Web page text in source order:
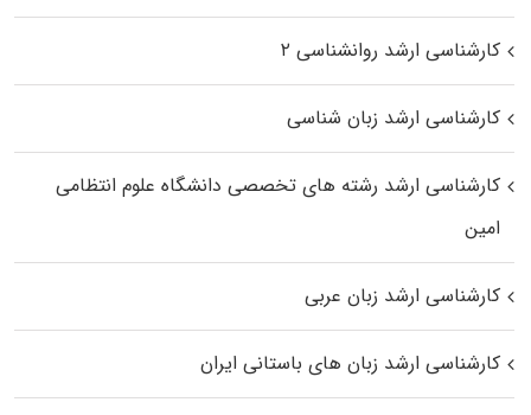
کارشناسی ارشد روانشناسی ۲
کارشناسی ارشد زبان شناسی
کارشناسی ارشد رﺷﺘﻪ ﻫﺎی تخصصی داﻧﺸﮕﺎه ﻋﻠﻮم انتظامی
اﻣﻴﻦ
کارشناسی ارشد زبان عربی
کارشناسی ارشد زبان‌ های باستانی ایران